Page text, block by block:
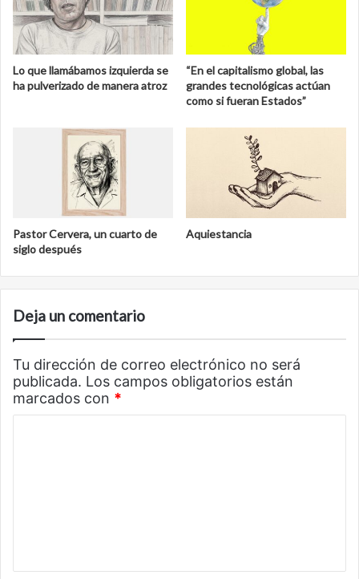
Lo que llamábamos izquierda se
ha pulverizado de manera atroz
“En el capitalismo global, las
grandes tecnológicas actúan
como si fueran Estados”
Pastor Cervera, un cuarto de
siglo después
Aquiestancia
Deja un comentario
Tu dirección de correo electrónico no será
publicada. Los campos obligatorios están
marcados con *
a